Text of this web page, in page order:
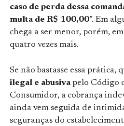
caso de perda dessa
multa de R$ 100,00”. Em
chega a ser menor, porém,
quatro vezes mais.
Se não bastasse essa prática,
ilegal e abusivapelo Código
Consumidor, a cobrança
ainda vem seguida de
seguranças do